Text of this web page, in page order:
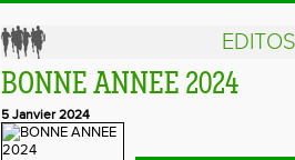
EDITOS
BONNE ANNEE 2024
5 Janvier 2024